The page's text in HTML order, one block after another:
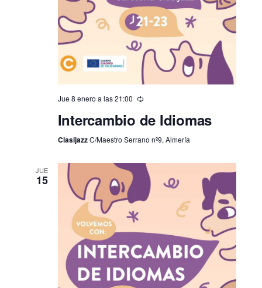
Jue 8 enero a las 21:00
Intercambio de Idiomas
ClasijazzC/Maestro Serrano nº9, Almería
JUE
15